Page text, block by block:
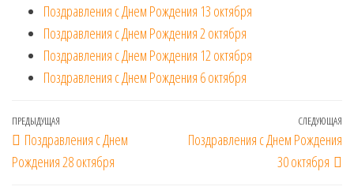
Поздравления с Днем Рождения 13 октября
Поздравления с Днем Рождения 2 октября
Поздравления с Днем Рождения 12 октября
Поздравления с Днем Рождения 6 октября
Навигация
по
записям
Предыдущая
запись
ПРЕДЫДУЩАЯ
Поздравления с Днем
Рождения 28 октября
СЛЕДУЮЩАЯ
Поздравления с Днем Рождения
30 октября